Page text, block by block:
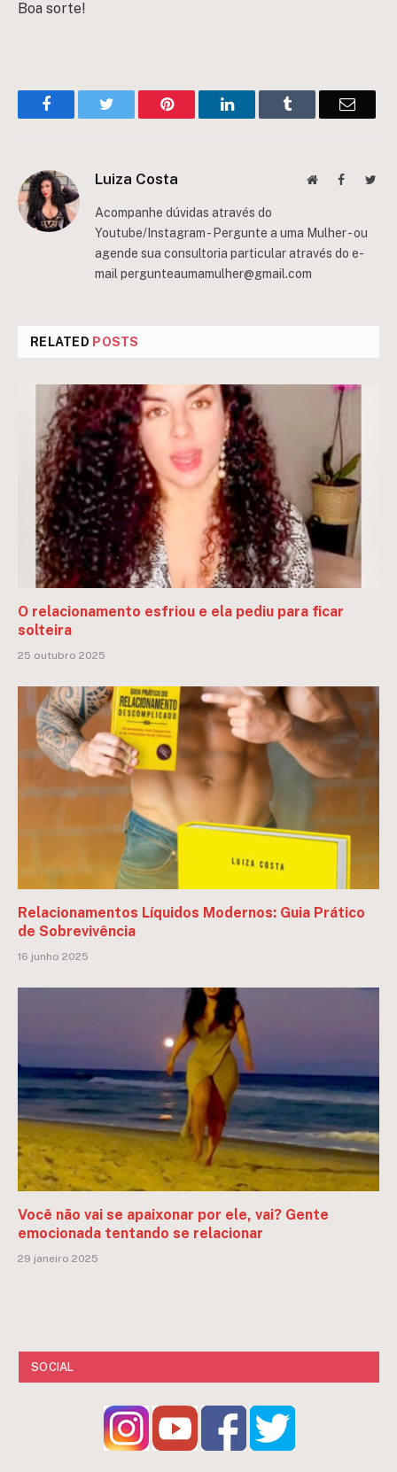
Boa sorte!
FacebookTwitter Pinterest LinkedInTumblr Email
Luiza Costa WebsiteFacebook
Acompanhe dúvidas através do
Youtube/Instagram - Pergunte a uma Mulher - ou
agende sua consultoria particular através do e-
mailpergunteaumamulher@gmail.com
RELATED POSTS
O relacionamento esfriou e ela pediu para ficar
solteira
25 outubro 2025
Relacionamentos Líquidos Modernos: Guia Prático
de Sobrevivência
16 junho 2025
Você não vai se apaixonar por ele, vai? Gente
emocionada tentando se relacionar
29 janeiro 2025
SOCIAL